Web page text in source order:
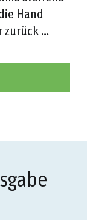
Hand
zurück …